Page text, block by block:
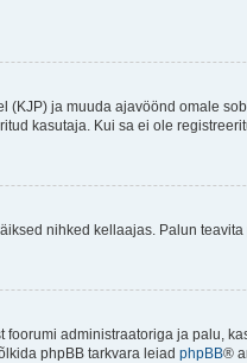
ja muuda ajavöönd omale
kasutaja. Kui sa ei ole
nihked kellaajas. Palun teavita
administraatoriga ja palu,
phpBB tarkvara leiad phpBB®